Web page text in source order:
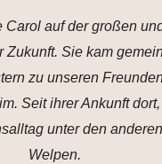
Carol auf der großen
Zukunft. Sie kam
zu unseren
Seit ihrer Ankunft
unter den
Welpen.